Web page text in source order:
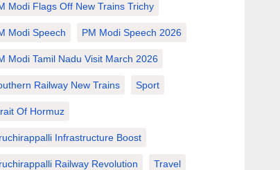
Modi Flags Off New Trains Trichy
Modi Speech PM Modi Speech 2026
Modi Tamil Nadu Visit March 2026
Railway New Trains Sport
Of Hormuz
Infrastructure Boost
Railway Revolution Travel